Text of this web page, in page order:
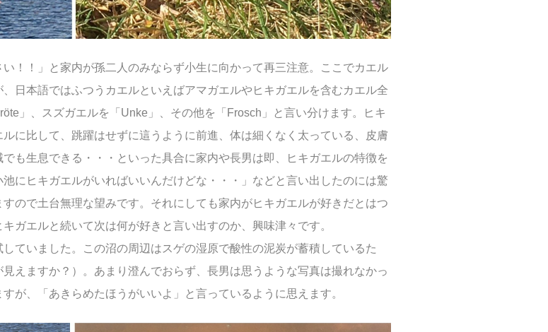
！！」と家内が孫二人のみならず小生に向かって再三注意。ここでカエル
日本語ではふつうカエルといえばアマガエルやヒキガエルを含むカエル全
」、スズガエルを「Unke」、その他を「Frosch」と言い分けます。ヒキ
に比して、跳躍はせずに這うように前進、体は細くなく太っている、皮膚
も生息できる・・・といった具合に家内や長男は即、ヒキガエルの特徴を
にヒキガエルがいればいいんだけどな・・・」などと言い出したのには驚
ので土台無理な望みです。それにしても家内がヒキガエルが好きだとはつ
ガエルと続いて次は何が好きと言い出すのか、興味津々です。
ていました。この沼の周辺はスゲの湿原で酸性の泥炭が蓄積しているた
えますか？）。あまり澄んでおらず、長男は思うような写真は撮れなかっ
が、「あきらめたほうがいいよ」と言っているように思えます。